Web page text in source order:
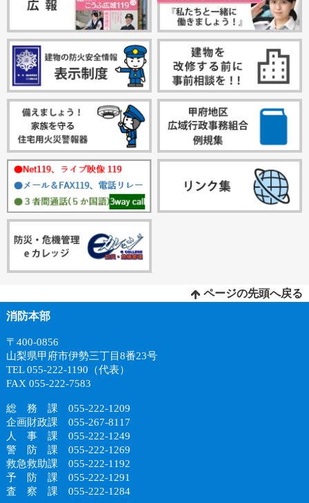
ページの先頭へ戻る
消防本部
〒400-0856
山梨県甲府市伊勢三丁目8番23号
TEL 055-222-1190（代表）
FAX 055-222-7583
総 務 課 055-222-1209
企画財政課 055-267-8117
人 事 課 055-222-1249
警 防 課 055-222-1269
救急救助課 055-222-1192
予 防 課 055-222-1291
査 察 課 055-222-1284